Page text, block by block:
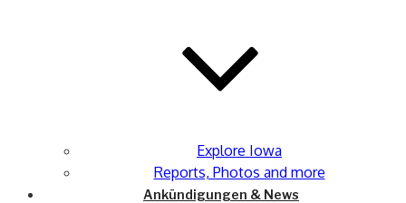
Explore Iowa
Reports, Photos and more
Ankündigungen & News